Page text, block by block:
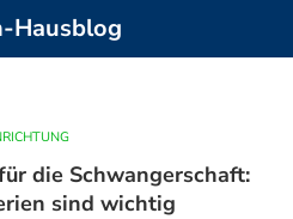
Hausblog
die Schwangerschaft:
sind wichtig